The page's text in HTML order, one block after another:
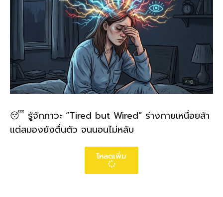
😴 รู้จักภาวะ “Tired but Wired” ร่างกายเหนื่อยล้า
แต่สมองยังตื่นตัว จนนอนไม่หลับ
โหลดเพิ่ม